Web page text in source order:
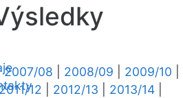
2007/08 2008/09 2009/10
12 2012/13 2013/14